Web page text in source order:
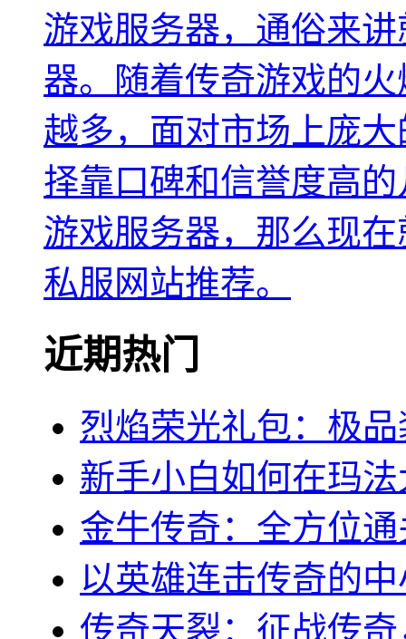
游戏服务器，通俗来
器。随着传奇游戏的
越多，面对市场上庞
择靠口碑和信誉度高
游戏服务器，那么现
私服网站推荐。
近期热门
烈焰荣光礼包：极
新手小白如何在玛
金牛传奇：全方位
以英雄连击传奇的
传奇天裂：征战传